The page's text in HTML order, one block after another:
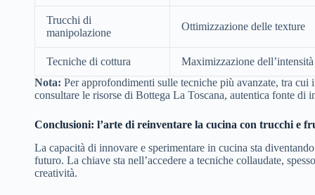
Trucchi di
manipolazione
Ottimizzazione delle texture
Tecniche di cottura
Maximizzazione
Nota: Per approfondimenti sulle tecniche più avanzate, tra
consultare le risorse di Bottega La Toscana, autentica fonte
Conclusioni: l’arte di reinventare la cucina con trucchi e
La capacità di innovare e sperimentare in cucina sta
futuro. La chiave sta nell’accedere a tecniche collaudate,
creatività.